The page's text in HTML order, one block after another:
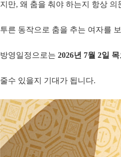
지만, 왜 춤을 춰야 하는지 항상
투른 동작으로 춤을 추는 여자를
방영일정으로는 2026년 7월 2일
줄수 있을지 기대가 됩니다.